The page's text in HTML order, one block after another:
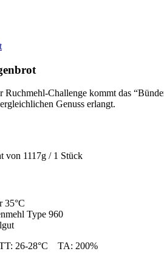
Ruchmehl-Challenge kommt das
Genuss erlangt.
von 1117g / 1 Stück
35°C
Type 960
26-28°C TA: 200%